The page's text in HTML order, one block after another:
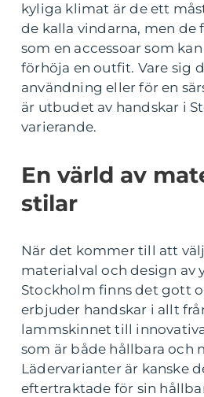
kyliga klimat är de ett
de kalla vindarna, men de
som en accessoar som
förhöja en outfit. Vare sig
användning eller för en
är utbudet av handskar i
varierande.
En värld av
stilar
När det kommer till att
materialval och design av
Stockholm finns det gott
erbjuder handskar i allt
lammskinnet till
som är både hållbara och
Lädervarianter är kanske
eftertraktade för sin